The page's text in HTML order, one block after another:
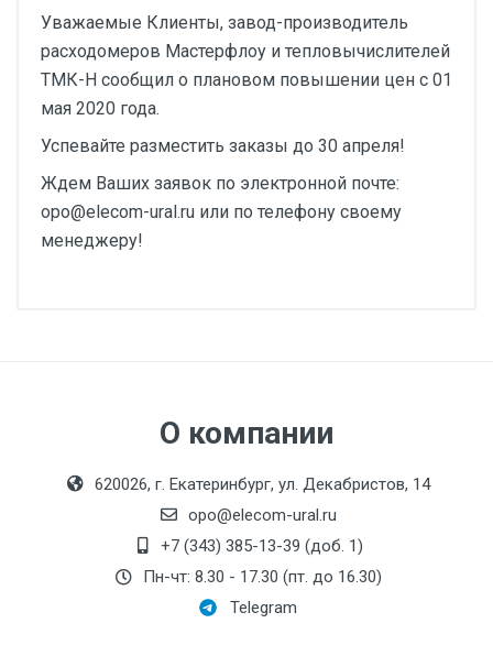
Уважаемые Клиенты, завод-производитель
расходомеров Мастерфлоу и тепловычислителей
ТМК-Н сообщил о плановом повышении цен с 01
мая 2020 года.
Успевайте разместить заказы до 30 апреля!
Ждем Ваших заявок по электронной почте:
opo@elecom-ural.ru или по телефону своему
менеджеру!
О компании
620026, г. Екатеринбург, ул. Декабристов, 14
opo@elecom-ural.ru
+7 (343) 385-13-39 (доб. 1)
Пн-чт: 8.30 - 17.30 (пт. до 16.30)
Telegram